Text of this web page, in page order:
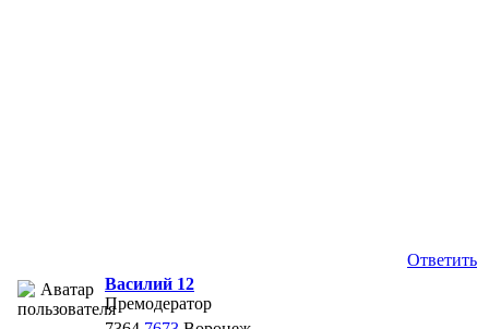
Ответить
Василий 12
Премодератор